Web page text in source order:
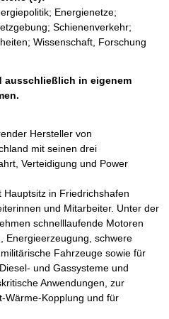
Energienetze;
Schienenverkehr;
Wissenschaft, Forschung
ausschließlich in eigenem
Hersteller von
mit seinen drei
Verteidigung und Power
Hauptsitz in Friedrichshafen
und Mitarbeiter. Unter der
schnelllaufende Motoren
Energieerzeugung, schwere
Fahrzeuge sowie für
und Gassysteme und
Anwendungen, zur
Wärme-Kopplung und für